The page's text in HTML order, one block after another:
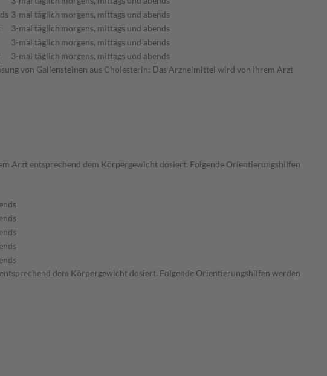
3-mal täglich morgens, mittags und abends
3-mal täglich morgens, mittags und abends
3-mal täglich morgens, mittags und abends
3-mal täglich morgens, mittags und abends
von Gallensteinen aus Cholesterin: Das Arzneimittel wird von Ihrem Arzt
Arzt entsprechend dem Körpergewicht dosiert. Folgende Orientierungshilfen
dem Körpergewicht dosiert. Folgende Orientierungshilfen werden